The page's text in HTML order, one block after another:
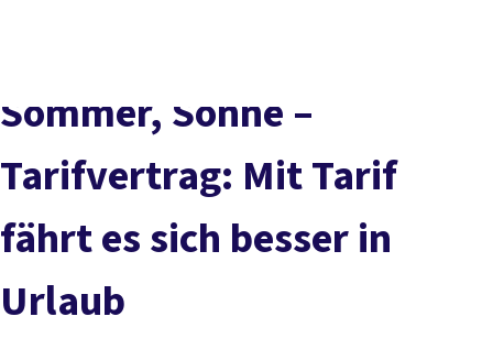
Service
Sommer, Sonne –
Tarifvertrag: Mit Tarif
fährt es sich besser in
Urlaub